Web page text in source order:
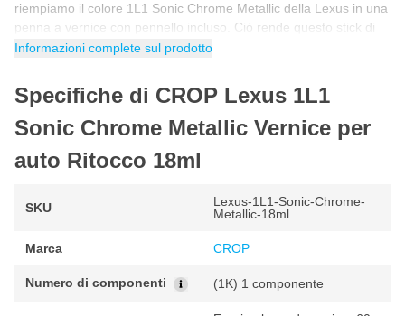
riempiamo il colore 1L1 Sonic Chrome Metallic della Lexus in una
penna a vernice con pennello incluso. Ciò rende questo stick di
vernice per auto Lexus 1L1 Sonic Chrome Metallic ideale per
piccoli danni alla vernice dell'auto.
Come ritoccare con la vernice Lexus 1L1 Sonic
Chrome Metallic
Puoi ritoccare la vernice per auto Lexus 1L1 in 5 semplici
seguito avrai la certezza di utilizzare correttamente il colore
Lexus per un risultato fantastico e originale di fabbrica.
Agitare il barattolo di vernice per auto prima dell'uso in modo
Prima di iniziare, fare sempre una prova con un pezzo di prova
Informazioni complete sul prodotto
Specifiche di CROP Lexus 1L1
Sonic Chrome Metallic Vernice per
auto Ritocco 18ml
SKU
Lexus-1L1-Sonic-Chrome-
Metallic-18ml
Marca CROP
Numero di componenti (1K) 1 componente